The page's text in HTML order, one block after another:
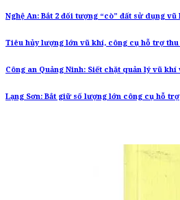
Nghệ An: Bắt 2 đối tượng “cò” đất sử dụng
Tiêu hủy lượng lớn vũ khí, công cụ hỗ trợ
Công an Quảng Ninh: Siết chặt quản lý vũ
Lạng Sơn: Bắt giữ số lượng lớn công cụ hỗ trợ